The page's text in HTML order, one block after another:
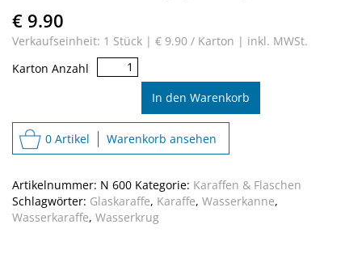
€ 9.90
Verkaufseinheit: 1 Stück | € 9.90 / Karton | inkl. MWSt.
Karton Anzahl
Karaffe
250
In den Warenkorb
0 Artikel Warenkorb ansehen
Artikelnummer: N 600 Kategorie: Karaffen & Flaschen
Schlagwörter: Glaskaraffe, Karaffe, Wasserkanne,
Wasserkaraffe, Wasserkrug